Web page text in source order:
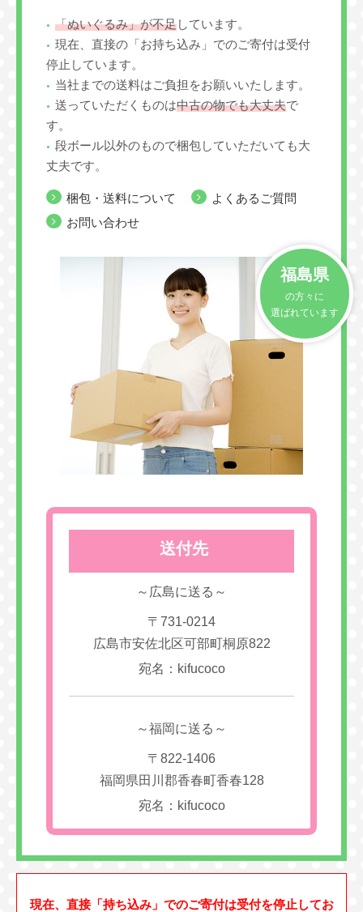
「ぬいぐるみ」が不足しています。
現在、直接の「お持ち込み」でのご寄付は受付
停止しています。
当社までの送料はご負担をお願いいたします。
送っていただくものは中古の物でも大丈夫で
す。
段ボール以外のもので梱包していただいても大
丈夫です。
梱包・送料について
よくあるご質問
お問い合わせ
福島県
の方々に
選ばれています
送付先
～広島に送る～
〒731-0214
広島市安佐北区可部町桐原822
宛名：kifucoco
～福岡に送る～
〒822-1406
福岡県田川郡香春町香春128
宛名：kifucoco
現在、直接「持ち込み」でのご寄付は受付を停止してお